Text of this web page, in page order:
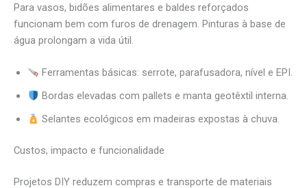
Para vasos, bidões alimentares e baldes reforçados
funcionam bem com furos de drenagem. Pinturas à base de
água prolongam a vida útil.
Ferramentas básicas: serrote, parafusadora, nível e EPI.
Bordas elevadas com pallets e manta geotêxtil interna.
Selantes ecológicos em madeiras expostas à chuva.
Custos, impacto e funcionalidade
Projetos DIY reduzem compras e transporte de materiais